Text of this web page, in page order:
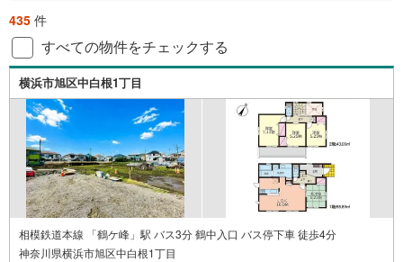
435 件
すべての物件をチェックする
横浜市旭区中白根1丁目
相模鉄道本線 「鶴ケ峰」駅 バス3分 鶴中入口 バス停下車 徒歩4分
神奈川県横浜市旭区中白根1丁目